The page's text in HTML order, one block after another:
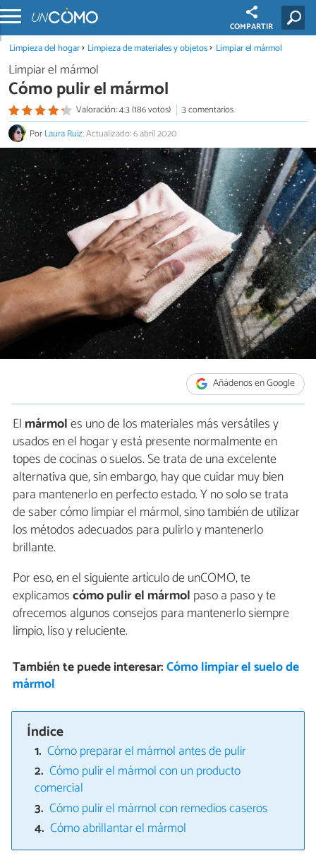
COMPARTIR
Limpieza del hogar Limpieza de materiales y objetos Limpiar el mármol
Limpiar el mármol
Cómo pulir el mármol
Valoración: 4.3 (186 votos)
3 comentarios
PorLaura Ruiz.Actualizado: 6 abril 2020
Añádenos en Google
El mármoles uno de los materiales más versátiles y
usados en el hogar y está presente normalmente en
topes de cocinas o suelos. Se trata de una excelente
alternativa que, sin embargo, hay que cuidar muy bien
para mantenerlo en perfecto estado. Y no solo se trata
de saber cómo limpiar el mármol, sino también de utilizar
los métodos adecuados para pulirlo y mantenerlo
brillante.
Por eso, en el siguiente artículo de unCOMO, te
explicamoscómo pulir el mármol paso a paso y te
ofrecemos algunos consejos para mantenerlo siempre
limpio, liso y reluciente.
También te puede interesar:Cómo limpiar el suelo de
mármol
Índice
Cómo preparar el mármol antes de pulir
Cómo pulir el mármol con un producto
comercial
Cómo pulir el mármol con remedios caseros
Cómo abrillantar el mármol